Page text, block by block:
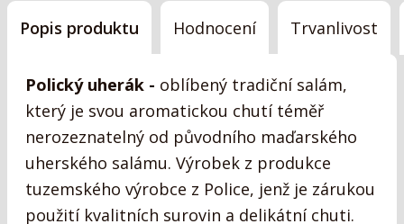
Popis produktu Hodnocení Trvanlivost
Polický uherák - oblíbený tradiční salám,
který je svou aromatickou chutí téměř
nerozeznatelný od původního maďarského
uherského salámu. Výrobek z produkce
tuzemského výrobce z Police, jenž je zárukou
použití kvalitních surovin a delikátní chuti.